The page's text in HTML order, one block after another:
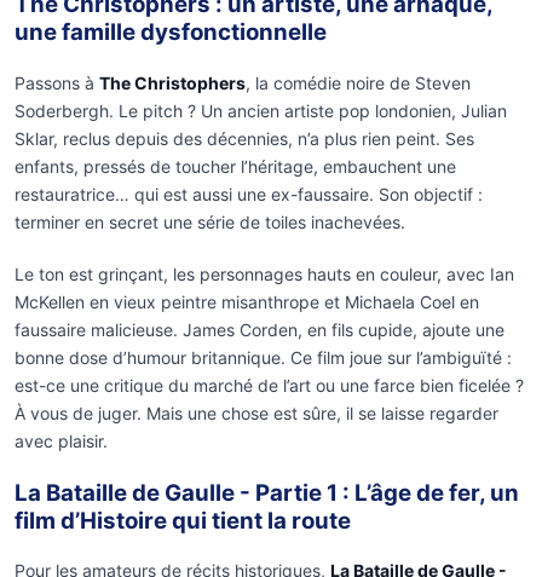
une famille dysfonctionnelle
Passons à The Christophers, la comédie noire de Steven
Soderbergh. Le pitch ? Un ancien artiste pop londonien, Julian
Sklar, reclus depuis des décennies, n’a plus rien peint. Ses
enfants, pressés de toucher l’héritage, embauchent une
restauratrice… qui est aussi une ex-faussaire. Son objectif :
terminer en secret une série de toiles inachevées.
Le ton est grinçant, les personnages hauts en couleur, avec Ian
McKellen en vieux peintre misanthrope et Michaela Coel en
faussaire malicieuse. James Corden, en fils cupide, ajoute une
bonne dose d’humour britannique. Ce film joue sur l’ambiguïté :
est-ce une critique du marché de l’art ou une farce bien ficelée ?
À vous de juger. Mais une chose est sûre, il se laisse regarder
avec plaisir.
La Bataille de Gaulle - Partie 1 : L’âge de fer, un
film d’Histoire qui tient la route
Pour les amateurs de récits historiques, La Bataille de Gaulle -